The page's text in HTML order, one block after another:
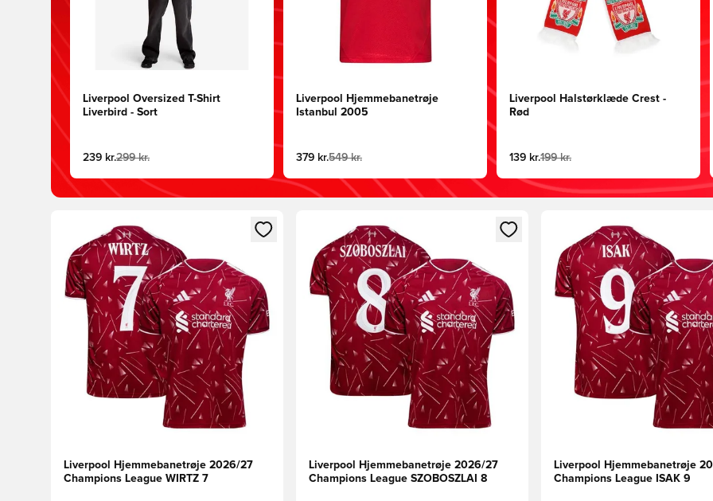
Liverpool Oversized T-Shirt
Liverbird - Sort
239 kr.299 kr.
Liverpool Hjemmebanetrøje
Istanbul 2005
379 kr.549 kr.
Liverpool Halstørklæde Crest -
Rød
139 kr.199 kr.
Åbner en Modal til at logge ind eller tilmelde dig som medlem
Liverpool Hjemmebanetrøje 2026/27
Champions League WIRTZ 7
Åbner en Modal til at logge ind eller tilmelde dig som medlem
Liverpool Hjemmebanetrøje 2026/27
Champions League SZOBOSZLAI 8
Åbner en Modal til at logge
Liverpool Hjemmebanetrøje
Champions League ISAK 9